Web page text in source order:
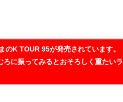
K TOUR 95が発売されています。
に振ってみるとおそろしく重たいラ